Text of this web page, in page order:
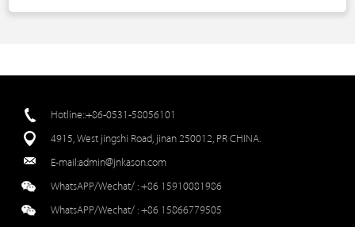
Hotline::+86-0531-58056101
4915, West jingshi Road, jinan 250012, PR CHINA.
E-mail:admin@jnkason.com
WhatsAPP/Wechat/ :+86 15910081986
WhatsAPP/Wechat/ :+86 15866779505